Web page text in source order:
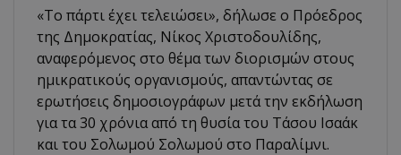
«Το πάρτι έχει τελειώσει», δήλωσε ο Πρόεδρος
της Δημοκρατίας, Νίκος Χριστοδουλίδης,
αναφερόμενος στο θέμα των διορισμών στους
ημικρατικούς οργανισμούς, απαντώντας σε
ερωτήσεις δημοσιογράφων μετά την εκδήλωση
για τα 30 χρόνια από τη θυσία του Τάσου Ισαάκ
και του Σολωμού Σολωμού στο Παραλίμνι.